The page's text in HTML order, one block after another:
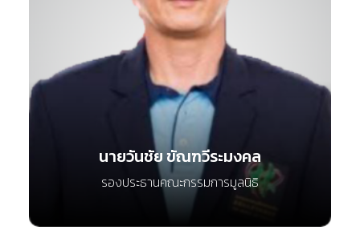
นายวันชัย ขัณฑวีระมงคล
รองประธานคณะกรรมการมูลนิธิ